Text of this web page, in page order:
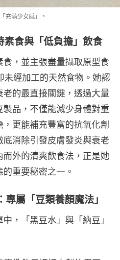
充滿少女感」。
素食與「低負擔」飲食
，並主張盡量攝取原型食
經加工的天然食物。她認
的最直接關鍵，透過大量
品，不僅能減少身體對重
更能補充豐富的抗氧化劑
消除引發皮膚發炎與衰老
外的清爽飲食法，正是她
重要秘密之一。
屬「豆類養顏魔法」
，「黑豆水」與「納豆」